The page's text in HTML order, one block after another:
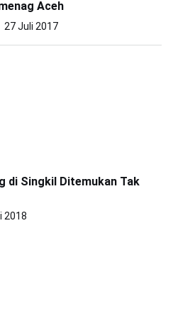
Aceh
27 Juli 2017
di Singkil Ditemukan Tak
2018